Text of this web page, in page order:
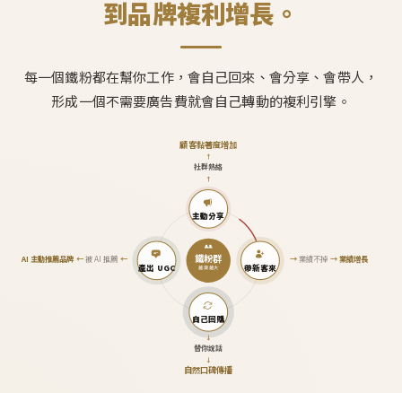
到品牌複利增長。
每一個鐵粉都在幫你工作，會自己回來、會分享、會帶人，
形成一個不需要廣告費就會自己轉動的複利引擎。
鐵粉群
越滾越大
主動分享
↑
社群熱絡
↑
顧客黏著度增加
帶新客來
→業績不掉 →業績增長
自己回購
↓
替你說話
↓
自然口碑傳播
產出 UGC
AI 主動推薦品牌←被 AI 推薦 ←